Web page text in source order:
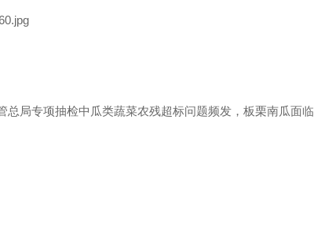
局专项抽检中瓜类蔬菜农残超标问题频发，板栗南瓜面